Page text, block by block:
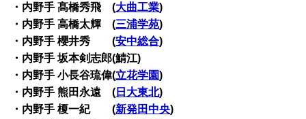
・内野手 髙橋秀飛 (大曲工業)
・内野手 高橋太輝 (三浦学苑)
・内野手 櫻井秀 (安中総合)
・内野手 坂本剣志郎(鯖江)
・内野手 小長谷琉偉(立花学園)
・内野手 熊田永遠 ( 日大東北)
・内野手 榎一紀 (新発田中央)